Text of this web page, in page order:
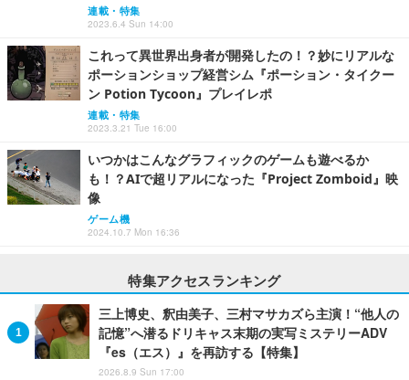
連載・特集
2023.6.4 Sun 14:00
これって異世界出身者が開発したの！？妙にリアルな
ポーションショップ経営シム『ポーション・タイクー
ン Potion Tycoon』プレイレポ
連載・特集
2023.3.21 Tue 16:00
いつかはこんなグラフィックのゲームも遊べるか
も！？AIで超リアルになった『Project Zomboid』映
像
ゲーム機
2024.10.7 Mon 16:36
特集アクセスランキング
三上博史、釈由美子、三村マサカズら主演！“他人の
記憶”へ潜るドリキャス末期の実写ミステリーADV
『es（エス）』を再訪する【特集】
2026.8.9 Sun 17:00